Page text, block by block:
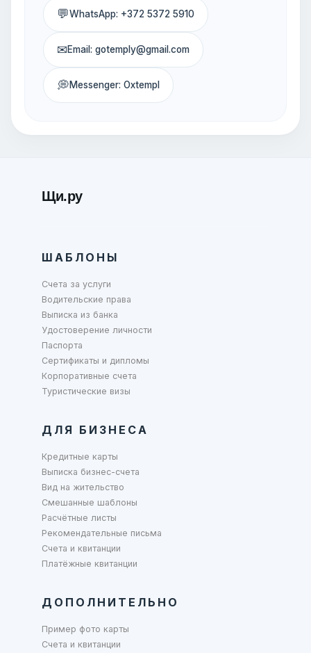
💬WhatsApp: +372 5372 5910
✉Email: gotemply@gmail.com
💭Messenger: Oxtempl
Щи.ру
ШАБЛОНЫ
Счета за услуги
Водительские права
Выписка из банка
Удостоверение личности
Паспорта
Сертификаты и дипломы
Корпоративные счета
Туристические визы
ДЛЯ БИЗНЕСА
Кредитные карты
Выписка бизнес-счета
Вид на жительство
Смешанные шаблоны
Расчётные листы
Рекомендательные письма
Счета и квитанции
Платёжные квитанции
ДОПОЛНИТЕЛЬНО
Пример фото карты
Счета и квитанции